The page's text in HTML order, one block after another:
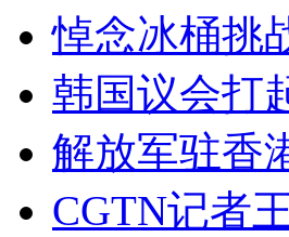
悼念冰桶挑
韩国议会打
解放军驻香
CGTN记者